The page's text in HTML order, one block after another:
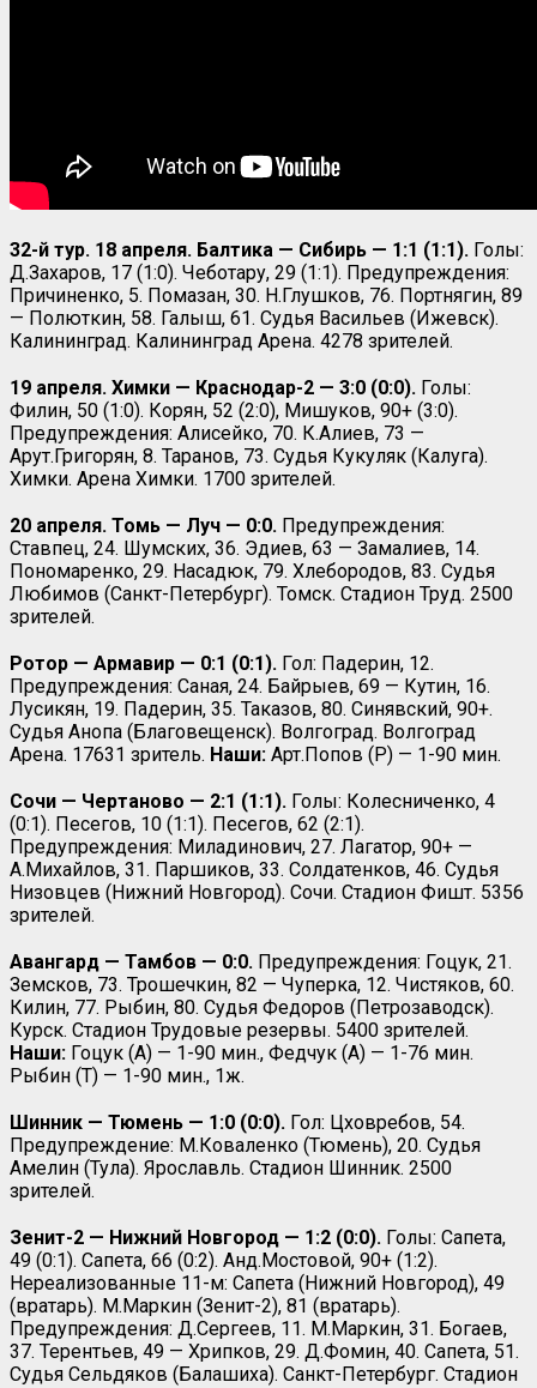
32-й тур. 18 апреля. Балтика — Сибирь — 1:1 (1:1). Голы:
Д.Захаров, 17 (1:0). Чеботару, 29 (1:1). Предупреждения:
Причиненко, 5. Помазан, 30. Н.Глушков, 76. Портнягин, 89
— Полюткин, 58. Галыш, 61. Судья Васильев (Ижевск).
Калининград. Калининград Арена. 4278 зрителей.
19 апреля. Химки — Краснодар-2 — 3:0 (0:0). Голы:
Филин, 50 (1:0). Корян, 52 (2:0), Мишуков, 90+ (3:0).
Предупреждения: Алисейко, 70. К.Алиев, 73 —
Арут.Григорян, 8. Таранов, 73. Судья Кукуляк (Калуга).
Химки. Арена Химки. 1700 зрителей.
20 апреля. Томь — Луч — 0:0. Предупреждения:
Ставпец, 24. Шумских, 36. Эдиев, 63 — Замалиев, 14.
Пономаренко, 29. Насадюк, 79. Хлебородов, 83. Судья
Любимов (Санкт-Петербург). Томск. Стадион Труд. 2500
зрителей.
Ротор — Армавир — 0:1 (0:1). Гол: Падерин, 12.
Предупреждения: Саная, 24. Байрыев, 69 — Кутин, 16.
Лусикян, 19. Падерин, 35. Таказов, 80. Синявский, 90+.
Судья Анопа (Благовещенск). Волгоград. Волгоград
Арена. 17631 зритель. Наши: Арт.Попов (Р) — 1-90 мин.
Сочи — Чертаново — 2:1 (1:1). Голы: Колесниченко, 4
(0:1). Песегов, 10 (1:1). Песегов, 62 (2:1).
Предупреждения: Миладинович, 27. Лагатор, 90+ —
А.Михайлов, 31. Паршиков, 33. Солдатенков, 46. Судья
Низовцев (Нижний Новгород). Сочи. Стадион Фишт. 5356
зрителей.
Авангард — Тамбов — 0:0. Предупреждения: Гоцук, 21.
Земсков, 73. Трошечкин, 82 — Чуперка, 12. Чистяков, 60.
Килин, 77. Рыбин, 80. Судья Федоров (Петрозаводск).
Курск. Стадион Трудовые резервы. 5400 зрителей.
Наши: Гоцук (А) — 1-90 мин., Федчук (А) — 1-76 мин.
Рыбин (Т) — 1-90 мин., 1ж.
Шинник — Тюмень — 1:0 (0:0). Гол: Цховребов, 54.
Предупреждение: М.Коваленко (Тюмень), 20. Судья
Амелин (Тула). Ярославль. Стадион Шинник. 2500
зрителей.
Зенит-2 — Нижний Новгород — 1:2 (0:0). Голы: Сапета,
49 (0:1). Сапета, 66 (0:2). Анд.Мостовой, 90+ (1:2).
Нереализованные 11-м: Сапета (Нижний Новгород), 49
(вратарь). М.Маркин (Зенит-2), 81 (вратарь).
Предупреждения: Д.Сергеев, 11. М.Маркин, 31. Богаев,
37. Терентьев, 49 — Хрипков, 29. Д.Фомин, 40. Сапета, 51.
Судья Сельдяков (Балашиха). Санкт-Петербург. Стадион